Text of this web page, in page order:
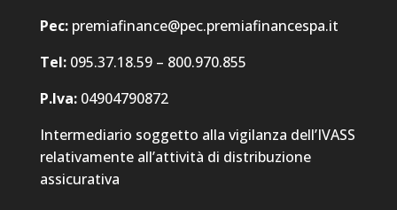
Pec: premiafinance@pec.premiafinancespa.it
Tel: 095.37.18.59 – 800.970.855
P.Iva: 04904790872
Intermediario soggetto alla vigilanza dell’IVASS
relativamente all’attività di distribuzione
assicurativa